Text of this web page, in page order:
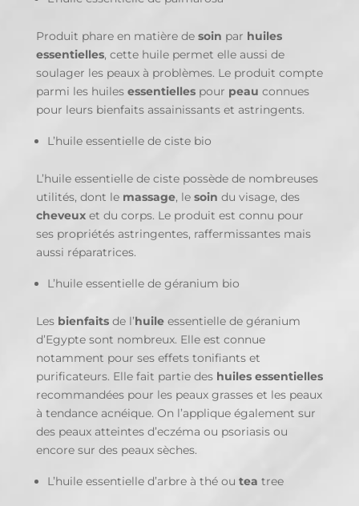
Produit phare en matière de soin par huiles
essentielles, cette huile permet elle aussi de
soulager les peaux à problèmes. Le produit compte
parmi les huiles essentiellespour peau connues
pour leurs bienfaits assainissants et astringents.
L’huile essentielle de ciste bio
L’huile essentielle de ciste possède de nombreuses
utilités, dont le massage, le soin du visage, des
cheveuxet du corps. Le produit est connu pour
ses propriétés astringentes, raffermissantes mais
aussi réparatrices.
L’huile essentielle de géranium bio
Les bienfaits de l’huileessentielle de géranium
d’Egypte sont nombreux. Elle est connue
notamment pour ses effets tonifiants et
purificateurs. Elle fait partie des huiles essentielles
recommandées pour les peaux grasses et les peaux
à tendance acnéique. On l’applique également sur
des peaux atteintes d’eczéma ou psoriasis ou
encore sur des peaux sèches.
L’huile essentielle d’arbre à thé ou tea tree